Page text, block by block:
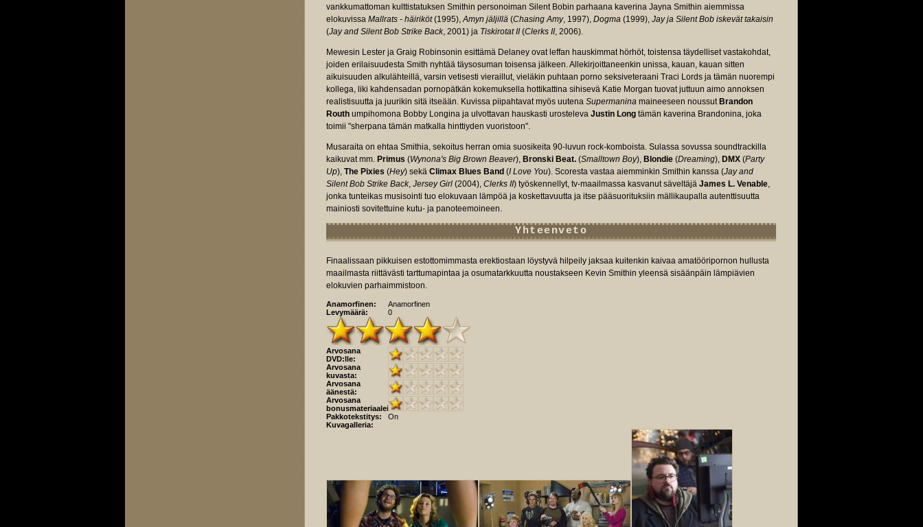
vankkumattoman kulttistatuksen Smithin personoiman Silent Bobin parhaana kaverina Jayna Smithin aiemmissa
elokuvissa Mallrats - häiriköt(1995),Amyn jäljillä (Chasing Amy, 1997), Dogma (1999), Jay ja Silent Bob iskevät takaisin
(Jay and Silent Bob Strike Back, 2001) ja Tiskirotat II(Clerks II, 2006).
Mewesin Lester ja Graig Robinsonin esittämä Delaney ovat leffan hauskimmat hörhöt, toistensa täydelliset vastakohdat,
joiden erilaisuudesta Smith nyhtää täysosuman toisensa jälkeen. Allekirjoittaneenkin unissa, kauan, kauan sitten
aikuisuuden alkulähteillä, varsin vetisesti vieraillut, vieläkin puhtaan porno seksiveteraani Traci Lords ja tämän nuorempi
kollega, liki kahdensadan pornopätkän kokemuksella hottikattina sihisevä Katie Morgan tuovat juttuun aimo annoksen
realistisuutta ja juurikin sitä itseään. Kuvissa piipahtavat myös uutena Supermanina maineeseen noussut Brandon
Routh umpihomona Bobby Longina ja ulvottavan hauskasti urosteleva Justin Long tämän kaverina Brandonina, joka
toimii "sherpana tämän matkalla hinttiyden vuoristoon".
Musaraita on ehtaa Smithia, sekoitus herran omia suosikeita 90-luvun rock-komboista. Sulassa sovussa soundtrackilla
kaikuvat mm. Primus (Wynona's Big Brown Beaver), Bronski Beat. (Smalltown Boy), Blondie (Dreaming), DMX (Party
Up), The Pixies (Hey) sekä Climax Blues Band (I Love You). Scoresta vastaa aiemminkin Smithin kanssa (Jay and
Silent Bob Strike Back, Jersey Girl (2004), Clerks II) työskennellyt, tv-maailmassa kasvanut säveltäjä James L. Venable,
jonka tunteikas musisointi tuo elokuvaan lämpöä ja koskettavuutta ja itse pääsuorituksiin mällikaupalla autenttisuutta
mainiosti sovitettuine kutu- ja panoteemoineen.
Yhteenveto
Finaalissaan pikkuisen estottomimmasta erektiostaan löystyvä hilpeily jaksaa kuitenkin kaivaa amatööripornon hullusta
maailmasta riittävästi tarttumapintaa ja osumatarkkuutta noustakseen Kevin Smithin yleensä sisäänpäin lämpiävien
elokuvien parhaimmistoon.
Anamorfinen:
Anamorfinen
Levymäärä:
0
Arvosana
DVD:lle:
Arvosana
kuvasta:
Arvosana
äänestä:
Arvosana
bonusmateriaaleista:
Pakkotekstitys:
On
Kuvagalleria: